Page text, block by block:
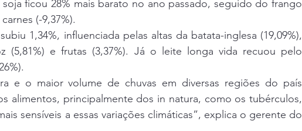
ficou 28% mais barato no ano passado, seguido do frango
(-9,37%).
1,34%, influenciada pelas altas da batata-inglesa (19,09%),
(5,81%) e frutas (3,37%). Já o leite longa vida recuou pelo
e o maior volume de chuvas em diversas regiões do país
alimentos, principalmente dos in natura, como os tubérculos,
sensíveis a essas variações climáticas”, explica o gerente do